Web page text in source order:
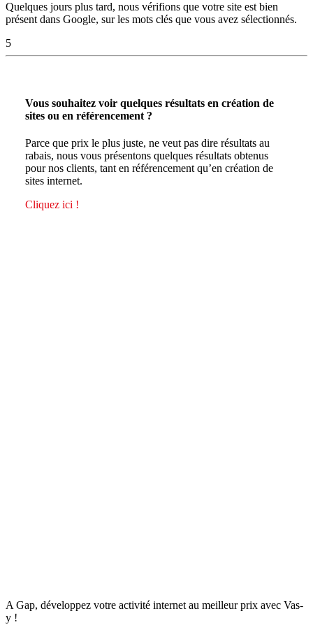
Quelques jours plus tard, nous vérifions que votre site est bien
présent dans Google, sur les mots clés que vous avez sélectionnés.
5
Vous souhaitez voir quelques résultats en création de
sites ou en référencement ?
Parce que prix le plus juste, ne veut pas dire résultats au
rabais, nous vous présentons quelques résultats obtenus
pour nos clients, tant en référencement qu’en création de
sites internet.
Cliquez ici !
A Gap, développez votre activité internet au meilleur prix avec Vas-
y !